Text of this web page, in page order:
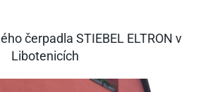
čerpadla STIEBEL ELTRON v
Libotenicích